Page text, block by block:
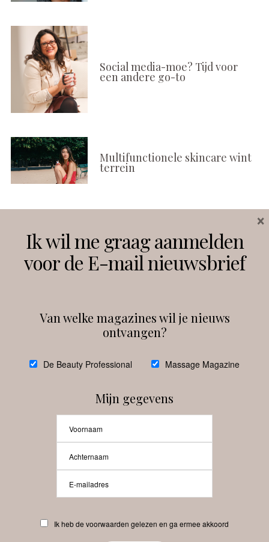
Social media-moe? Tijd voor
een andere go-to
Multifunctionele skincare wint
terrein
Instagram Facebook
debeautyprofessional
Beauty-Pro.nl
Ik wil me graag aanmelden
voor de E-mail nieuwsbrief
Van welke magazines wil je nieuws
ontvangen?
De Beauty Professional Massage Magazine
Mijn gegevens
Ik heb de voorwaarden gelezen en ga ermee akkoord
×